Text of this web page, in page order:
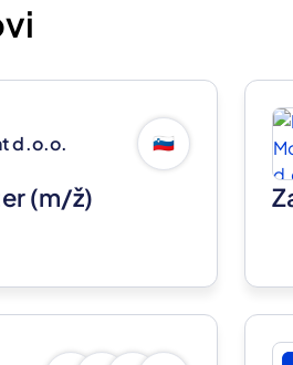
d.o.o. 🇸🇮
(m/ž)